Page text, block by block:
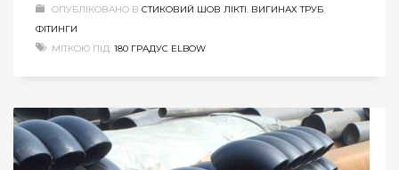
ОПУБЛІКОВАНО В СТИКОВИЙ ШОВ ЛІКТІ, ВИГИНАХ ТРУБ,
ФІТИНГИ
МІТКОЮ ПІД: 180 ГРАДУС ELBOW